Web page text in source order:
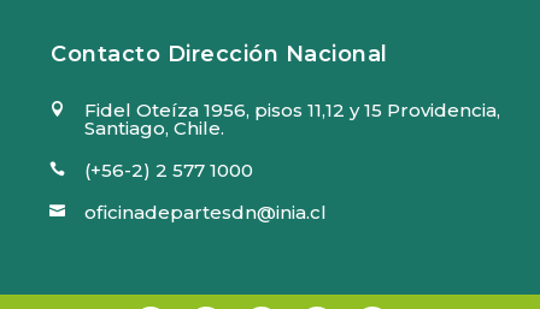
Contacto Dirección Nacional
 Fidel Oteíza 1956, pisos 11,12 y 15 Providencia,
Santiago, Chile.
 (+56-2) 2 577 1000
 oficinadepartesdn@inia.cl